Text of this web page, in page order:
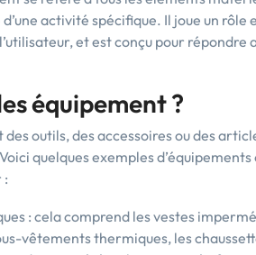
activité spécifique. Il joue un
et est conçu pour répondre
équipement ?
des outils, des accessoires ou des
quelques exemples
:
: cela comprend les vestes
vêtements thermiques, les